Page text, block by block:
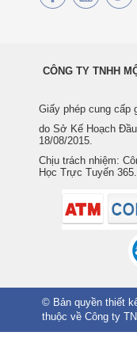
CÔNG TY TNHH
Giấy phép cung cấp
do Sở Kế Hoạch
18/08/2015.
Chịu trách nhiệm:
Học Trực Tuyến 365.
© Bản quyền thiết
thuộc về Công ty